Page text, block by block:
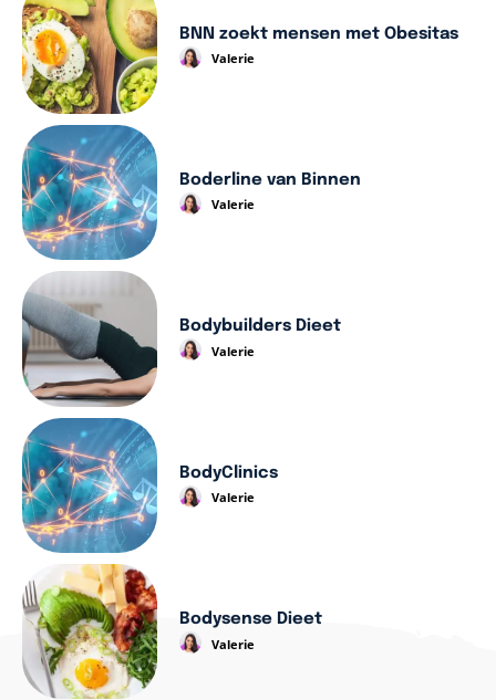
BNN zoekt mensen met Obesitas
Valerie
Boderline van Binnen
Valerie
Bodybuilders Dieet
Valerie
BodyClinics
Valerie
Bodysense Dieet
Valerie